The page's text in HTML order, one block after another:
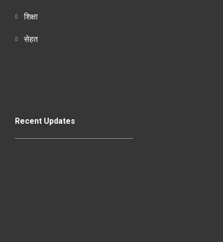
शिक्षा
सेहत
Recent Updates